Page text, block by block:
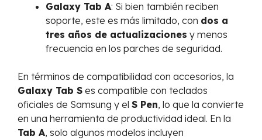
Galaxy Tab A: Si bien también reciben
soporte, este es más limitado, con dos a
tres años de actualizaciones y menos
frecuencia en los parches de seguridad.
En términos de compatibilidad con accesorios, la
Galaxy Tab S es compatible con teclados
oficiales de Samsung y el S Pen, lo que la convierte
en una herramienta de productividad ideal. En la
Tab A, solo algunos modelos incluyen